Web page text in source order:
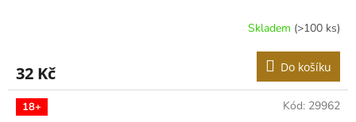
Skladem (>100 ks)
32 Kč Do košíku
18+ Kód: 29962